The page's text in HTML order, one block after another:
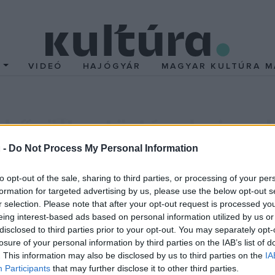
- Do Not Process My Personal Information
opt-out of the sale, sharing to third parties, or processing of your
for targeted advertising by us, please use the below opt-out
selection. Please note that after your opt-out request is processed
interest-based ads based on personal information utilized by us
to third parties prior to your opt-out. You may separately
of your personal information by third parties on the IAB’s list of
This information may also be disclosed by us to third parties on the
Participants that may further disclose it to other third parties.
VIDEÓ HAJÓGYÁR MAGYAR KULTÚRA
a történelmi
az egykori Landerer-nyomda, az isaszegi
melyeknek szakmai ernyőszervezete a Nemzeti
történelmi emlékhely, amelyek az 1848-as forradalomhoz
ahol a forradalom követeléseit megfogalmazó 12 pontot és a
őrző isaszegi és tápióbicskei csatatér. Történelmi